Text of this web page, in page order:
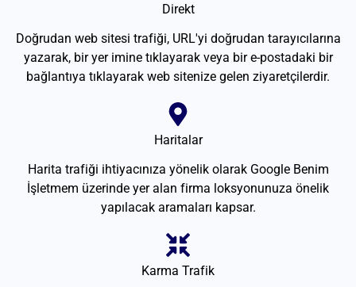
Direkt
Doğrudan web sitesi trafiği, URL'yi doğrudan tarayıcılarına
yazarak, bir yer imine tıklayarak veya bir e-postadaki bir
bağlantıya tıklayarak web sitenize gelen ziyaretçilerdir.
Haritalar
Harita trafiği ihtiyacınıza yönelik olarak Google Benim
İşletmem üzerinde yer alan firma loksyonunuza önelik
yapılacak aramaları kapsar.
Karma Trafik